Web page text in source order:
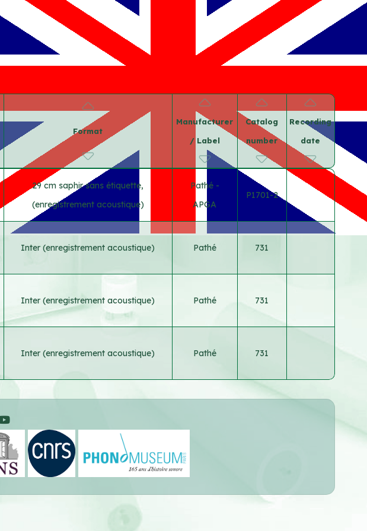
Format
Manufacturer
/ Label
Catalog
number
Recording
date
29 cm saphir sans étiquette,
(enregistrement acoustique)
Pathé -
APGA
P1701-2
Inter (enregistrement acoustique) Pathé 731
Inter (enregistrement acoustique) Pathé 731
Inter (enregistrement acoustique) Pathé 731